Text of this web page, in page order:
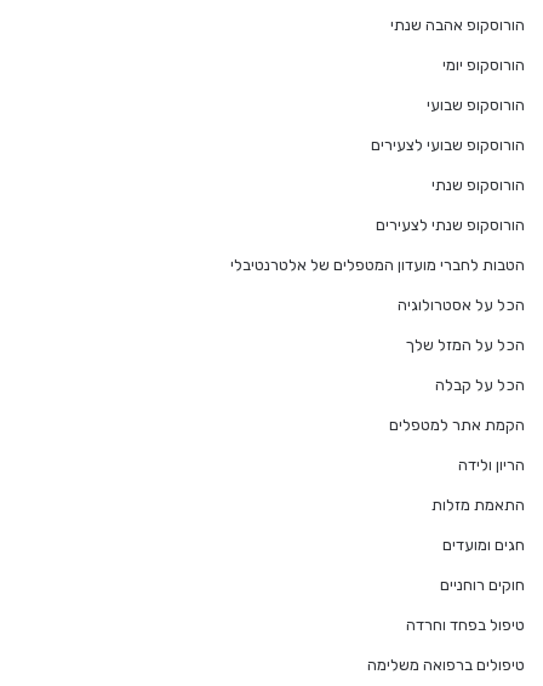
הורוסקופ אהבה שנתי
הורוסקופ יומי
הורוסקופ שבועי
הורוסקופ שבועי לצעירים
הורוסקופ שנתי
הורוסקופ שנתי לצעירים
הטבות לחברי מועדון המטפלים של אלטרנטיבלי
הכל על אסטרולוגיה
הכל על המזל שלך
הכל על קבלה
הקמת אתר למטפלים
הריון ולידה
התאמת מזלות
חגים ומועדים
חוקים רוחניים
טיפול בפחד וחרדה
טיפולים ברפואה משלימה